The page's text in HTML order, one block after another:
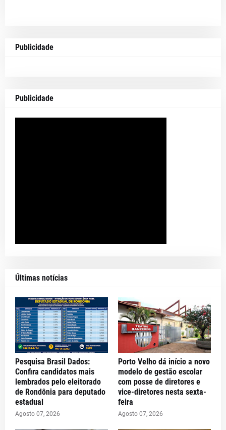
Publicidade
Publicidade
Últimas notícias
Pesquisa Brasil Dados:
Confira candidatos mais
lembrados pelo eleitorado
de Rondônia para deputado
estadual
Agosto 07, 2026
Porto Velho dá início a novo
modelo de gestão escolar
com posse de diretores e
vice-diretores nesta sexta-
feira
Agosto 07, 2026